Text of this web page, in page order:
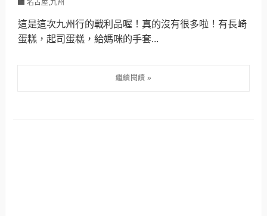
名古屋,九州
這是這次九州行的戰利品喔！真的沒有很多啦！有長崎
蛋糕，起司蛋糕，給媽咪的手套...